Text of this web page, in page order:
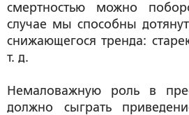
смертностью можно
случае мы способны
снижающегося тренда:
т. д.
Немаловажную роль в
должно сыграть